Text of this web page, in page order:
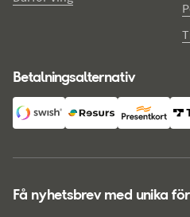
Betalningsalternativ
Få nyhetsbrev med unika